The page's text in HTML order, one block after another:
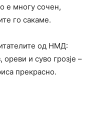
е многу сочен,
го сакаме.
од НМД:
и суво грозје –
прекрасно.